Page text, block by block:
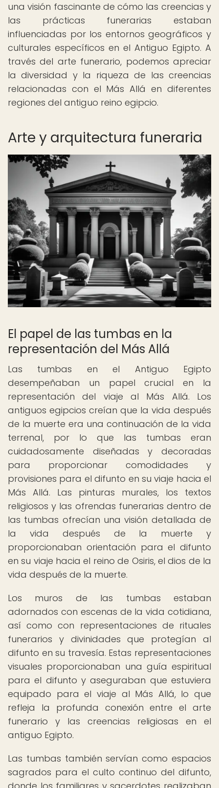
una visión fascinante de cómo las creencias y
las prácticas funerarias estaban
influenciadas por los entornos geográficos y
culturales específicos en el Antiguo Egipto. A
través del arte funerario, podemos apreciar
la diversidad y la riqueza de las creencias
relacionadas con el Más Allá en diferentes
regiones del antiguo reino egipcio.
Arte y arquitectura funeraria
El papel de las tumbas en la
representación del Más Allá
Las tumbas en el Antiguo Egipto
desempeñaban un papel crucial en la
representación del viaje al Más Allá. Los
antiguos egipcios creían que la vida después
de la muerte era una continuación de la vida
terrenal, por lo que las tumbas eran
cuidadosamente diseñadas y decoradas
para proporcionar comodidades y
provisiones para el difunto en su viaje hacia el
Más Allá. Las pinturas murales, los textos
religiosos y las ofrendas funerarias dentro de
las tumbas ofrecían una visión detallada de
la vida después de la muerte y
proporcionaban orientación para el difunto
en su viaje hacia el reino de Osiris, el dios de la
vida después de la muerte.
Los muros de las tumbas estaban
adornados con escenas de la vida cotidiana,
así como con representaciones de rituales
funerarios y divinidades que protegían al
difunto en su travesía. Estas representaciones
visuales proporcionaban una guía espiritual
para el difunto y aseguraban que estuviera
equipado para el viaje al Más Allá, lo que
refleja la profunda conexión entre el arte
funerario y las creencias religiosas en el
antiguo Egipto.
Las tumbas también servían como espacios
sagrados para el culto continuo del difunto,